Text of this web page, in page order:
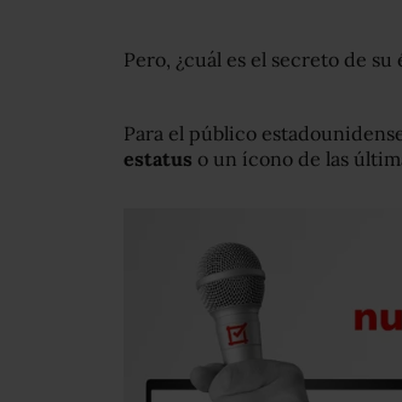
Pero, ¿cuál es el secreto de su
Para el público
estatus o un ícono de las